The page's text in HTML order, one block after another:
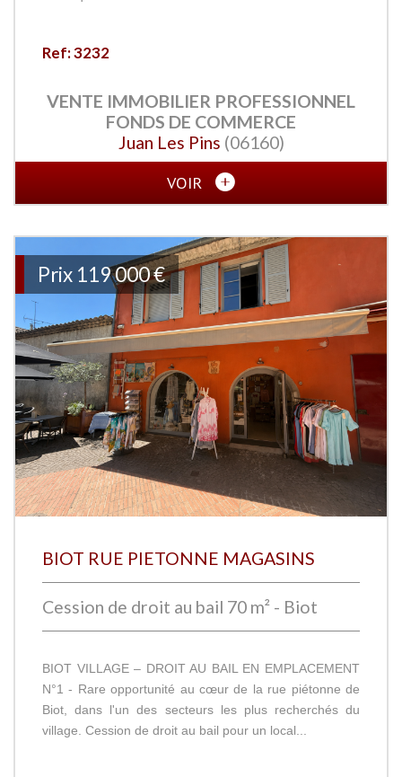
Ref: 3232
VENTE IMMOBILIER PROFESSIONNEL
FONDS DE COMMERCE
Juan Les Pins (06160)
VOIR
Prix 119 000 €
BIOT RUE PIETONNE MAGASINS
Cession de droit au bail 70 m² - Biot
BIOT VILLAGE – DROIT AU BAIL EN EMPLACEMENT
N°1 - Rare opportunité au cœur de la rue piétonne de
Biot, dans l'un des secteurs les plus recherchés du
village. Cession de droit au bail pour un local...